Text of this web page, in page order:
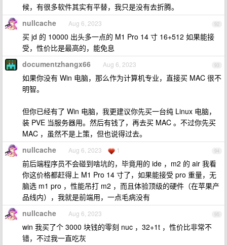
候，有很多软件其实有平替，我只是没有去折腾。
92
nullcache Aug 6, 2023
买 jd 的 10000 出头多一点的 M1 Pro 14 寸 16+512 如果能接
受，性价比是最高的，能免息
93
documentzhangx66 Aug 6, 2023
如果你没有 Win 电脑，那么作为计算机专业，直接买 MAC 很不
明智。
但你已经有了 Win 电脑，我更建议你先买一台纯 Linux 电脑，
装 PVE 当服务器用。然后有钱了，再去买 MAC 。不过你先买
MAC ，虽然不是上策，但也说得过去。
94
nullcache Aug 6, 2023 1
前后端程序员不会碰到啥坑的，毕竟用的 ide ，m2 的 air 我看
你这价格都赶得上 M1 Pro 14 寸了，如果能接受 pro 重量，无
脑选 m1 pro ，性能吊打 m2 ，而且体验顶级的硬件（在苹果产
品线内），我就是前端用，一点毛病没有
95
nullcache Aug 6, 2023
win 我买了个 3000 块钱的零刻 nuc ，32+1t ，性价比非常不
错，不过我一直吃灰